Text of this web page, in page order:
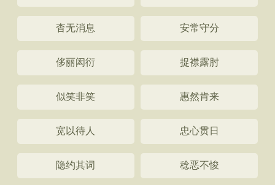
杳无消息 安常守分
侈丽闳衍 捉襟露肘
似笑非笑 惠然肯来
宽以待人 忠心贯日
隐约其词 稔恶不悛